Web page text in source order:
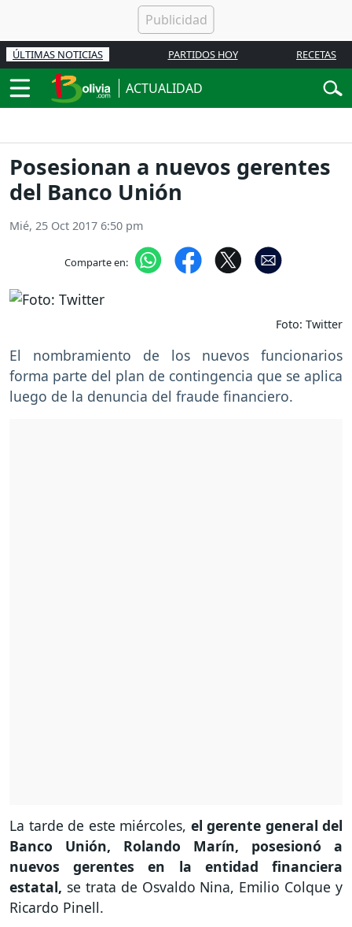
ÚLTIMAS NOTICIAS PARTIDOS HOY RECETAS
ACTUALIDAD
Posesionan a nuevos gerentes
del Banco Unión
Mié, 25 Oct 2017 6:50 pm
Comparte en:
Foto: Twitter
El nombramiento de los nuevos funcionarios
forma parte del plan de contingencia que se aplica
luego de la denuncia del fraude financiero.
La tarde de este miércoles, el gerente general del
Banco Unión, Rolando Marín, posesionó a
nuevos gerentes en la entidad financiera
estatal, se trata de Osvaldo Nina, Emilio Colque y
Ricardo Pinell.